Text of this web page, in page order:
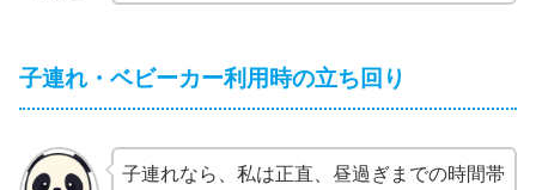
子連れ・ベビーカー利用時の立ち回り
子連れなら、私は正直、昼過ぎまでの時間帯